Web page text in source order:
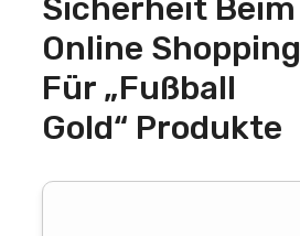
Sicherheit Beim
Online Shopping
Für „Fußball
Gold“ Produkte